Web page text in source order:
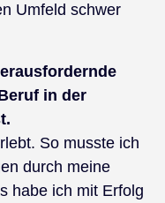
Umfeld schwer
in der
So musste ich
durch meine
habe ich mit Erfolg